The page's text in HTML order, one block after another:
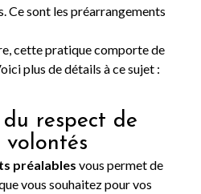
Ce sont les préarrangements
cette pratique comporte de
plus de détails à ce sujet :
du respect de
volontés
préalables vous permet de
vous souhaitez pour vos